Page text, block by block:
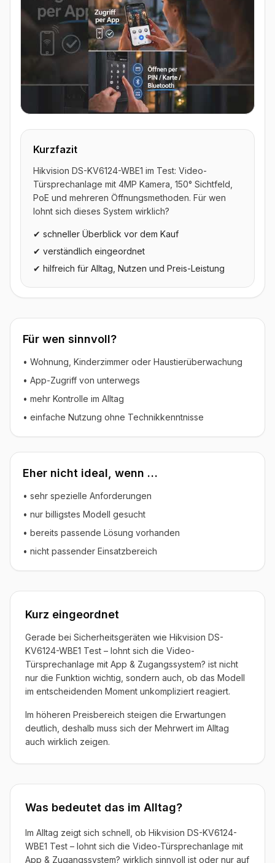
▶ Video ansehen
Kurzfazit
Hikvision DS-KV6124-WBE1 im Test: Video-
Türsprechanlage mit 4MP Kamera, 150° Sichtfeld,
PoE und mehreren Öffnungsmethoden. Für wen
lohnt sich dieses System wirklich?
✔ schneller Überblick vor dem Kauf
✔ verständlich eingeordnet
✔ hilfreich für Alltag, Nutzen und Preis-Leistung
Für wen sinnvoll?
• Wohnung, Kinderzimmer oder Haustierüberwachung
• App-Zugriff von unterwegs
• mehr Kontrolle im Alltag
• einfache Nutzung ohne Technikkenntnisse
Eher nicht ideal, wenn …
• sehr spezielle Anforderungen
• nur billigstes Modell gesucht
• bereits passende Lösung vorhanden
• nicht passender Einsatzbereich
Kurz eingeordnet
Gerade bei Sicherheitsgeräten wie Hikvision DS-
KV6124-WBE1 Test – lohnt sich die Video-
Türsprechanlage mit App & Zugangssystem? ist nicht
nur die Funktion wichtig, sondern auch, ob das Modell
im entscheidenden Moment unkompliziert reagiert.
Im höheren Preisbereich steigen die Erwartungen
deutlich, deshalb muss sich der Mehrwert im Alltag
auch wirklich zeigen.
Was bedeutet das im Alltag?
Im Alltag zeigt sich schnell, ob Hikvision DS-KV6124-
WBE1 Test – lohnt sich die Video-Türsprechanlage mit
App & Zugangssystem? wirklich sinnvoll ist oder nur auf